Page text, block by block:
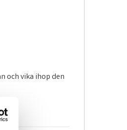
och vika ihop den